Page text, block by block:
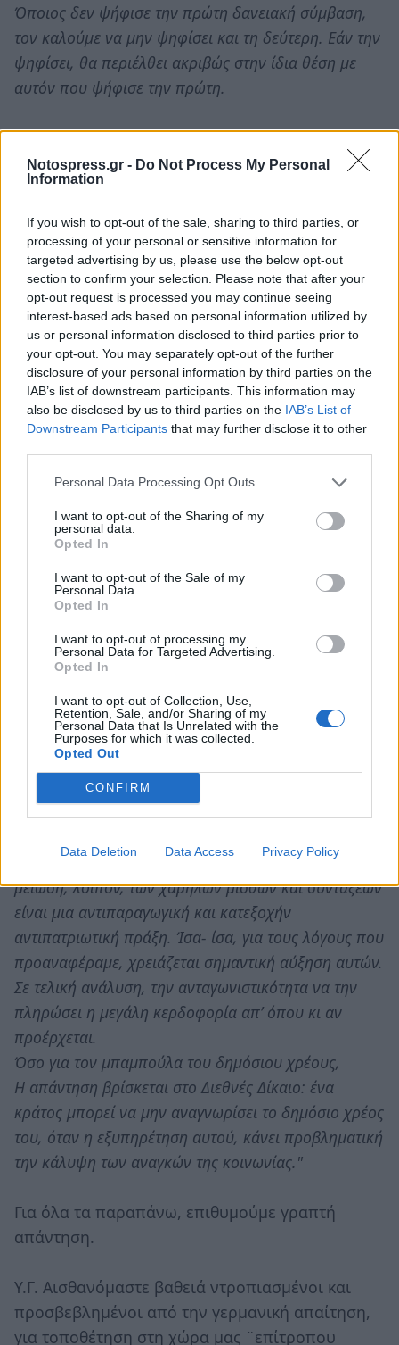
Notospress.gr - Do Not Process My Personal
Information
If you wish to opt-out of the sale, sharing to third parties, or
processing of your personal or sensitive information for
targeted advertising by us, please use the below opt-out
section to confirm your selection. Please note that after your
opt-out request is processed you may continue seeing
interest-based ads based on personal information utilized by
us or personal information disclosed to third parties prior to
your opt-out. You may separately opt-out of the further
disclosure of your personal information by third parties on the
IAB’s list of downstream participants. This information may
also be disclosed by us to third parties on the IAB’s List of
Downstream Participants that may further disclose it to other
Personal Data Processing Opt Outs
I want to opt-out of the Sharing of my
personal data.
Opted In
I want to opt-out of the Sale of my
Personal Data.
Opted In
I want to opt-out of processing my
Personal Data for Targeted Advertising.
Opted In
I want to opt-out of Collection, Use,
Retention, Sale, and/or Sharing of my
Personal Data that Is Unrelated with the
Purposes for which it was collected.
Opted Out
CONFIRM
Data Deletion Data Access Privacy Policy
Όποιος δεν ψήφισε την πρώτη δανειακή σύμβαση,
τον καλούμε να μην ψηφίσει και τη δεύτερη. Εάν την
ψηφίσει, θα περιέλθει ακριβώς στην ίδια θέση με
αυτόν που ψήφισε την πρώτη.
Στον πυρήνα και των δύο συμβάσεων βρίσκεται η
δημόσια περιουσία. Καταρχάς, να την ορίσουμε:
1) Φυσικοί πόροι
2) Αρχαιολογικοί χώροι
3) Βασικές υποδομές(λιμάνια, αεροδρόμια, δρόμοι
κ.α.)
4) Υπηρεσίες κοινής ωφέλειας
Τώρα που την ορίσαμε, πάμε στο παρασύνθημα.
Η δημόσια περιουσία δεν πωλείται, έναντι
οποιουδήποτε τιμήματος, ούτε υποθηκεύεται για τη
σύναψη δανείου, είτε με άλλα κράτη, είτε με ιδιώτες.
Η δημόσια περιουσία διατίθεται για αξιοποίηση,
μόνο προς όφελος του Ελληνικού Λαού, και υπό την
απόλυτη κυριότητά του. Αυτό, άλλωστε, επιτάσσει
και το Σύνταγμα, με βάση τις θεμελιώδεις αρχές της
ΕΘΝΙΚΗΣ ΑΝΕΞΑΡΤΗΣΙΑΣ ΚΑΙ ΤΗΣ ΛΑΙΚΗΣ
Μισθοί και συντάξεις.
Το επιχείρημα ότι για να ενισχυθεί η
ανταγωνιστικότητα της χώρας θα πρέπει να
συντάξεις είναι μια μεγάλη απάτη. Όσο καλύτερα
αμείβονται αυτοί που εργάζονται για την παραγωγή
του προϊόντος, τόσο καλύτερη είναι η ποιότητά του
και κατά συνέπεια τόσο πιο ανταγωνιστικό γίνεται.
Επιπλέον, ανεβαίνει το βιοτικό επίπεδο των πολλών,
ευημερούσα, ισχυρή και συνεκτική κοινωνία. Η
μείωση, λοιπόν, των χαμηλών μισθών και συντάξεων
είναι μια αντιπαραγωγική και κατεξοχήν
αντιπατριωτική πράξη. Ίσα- ίσα, για τους λόγους που
προαναφέραμε, χρειάζεται σημαντική αύξηση αυτών.
Σε τελική ανάλυση, την ανταγωνιστικότητα να την
πληρώσει η μεγάλη κερδοφορία απ’ όπου κι αν
προέρχεται.
Όσο για τον μπαμπούλα του δημόσιου χρέους,
Η απάντηση βρίσκεται στο Διεθνές Δίκαιο: ένα
κράτος μπορεί να μην αναγνωρίσει το δημόσιο χρέος
του, όταν η εξυπηρέτηση αυτού, κάνει προβληματική
την κάλυψη των αναγκών της κοινωνίας."
Για όλα τα παραπάνω, επιθυμούμε γραπτή
απάντηση.
Υ.Γ. Αισθανόμαστε βαθειά ντροπιασμένοι και
προσβεβλημένοι από την γερμανική απαίτηση,
για τοποθέτηση στη χώρα μας ¨επίτροπου